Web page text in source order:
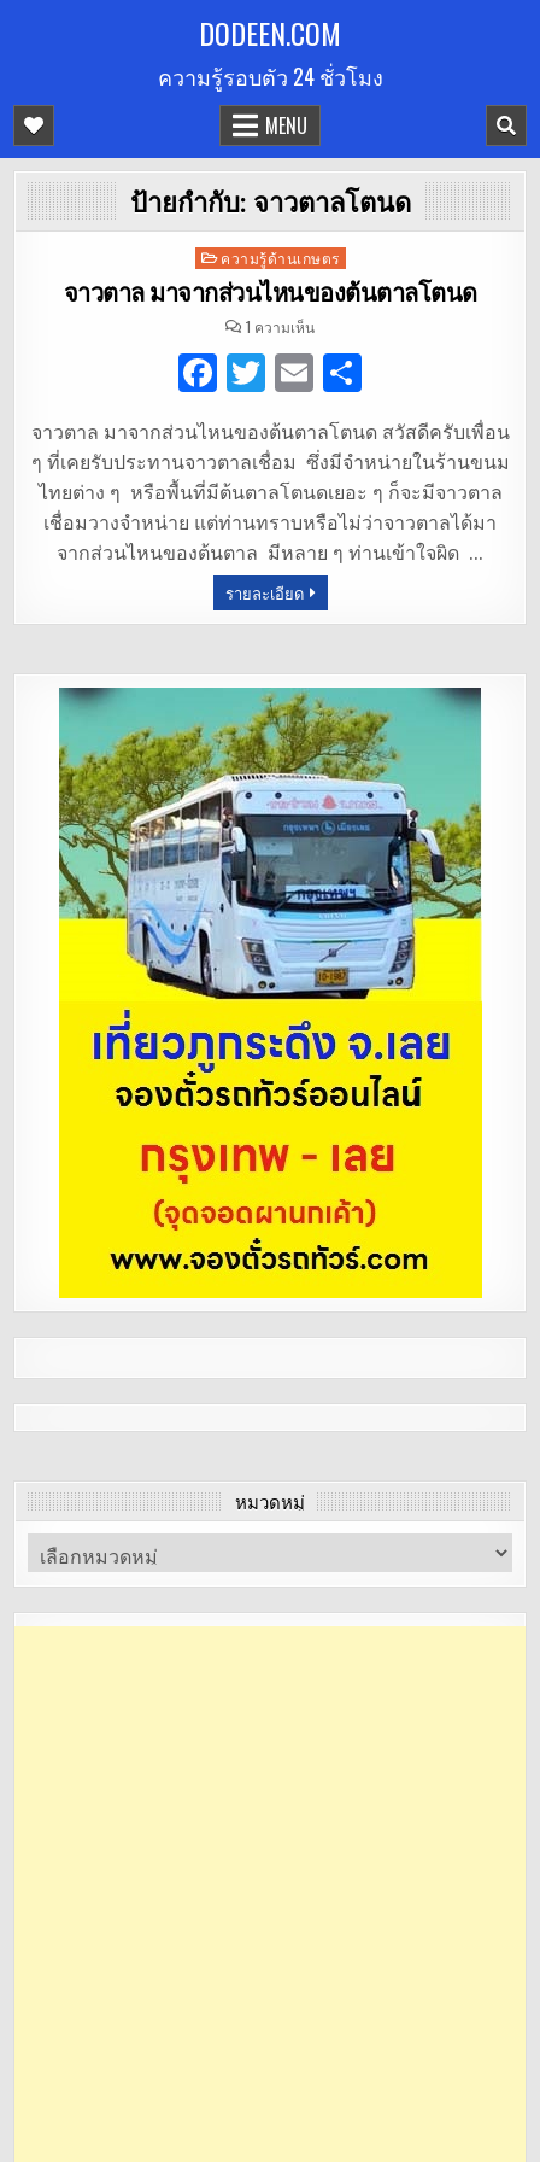
DODEEN.COM
ความรู้รอบตัว 24 ชั่วโมง
MENU
ป้ายกำกับ: จาวตาลโตนด
Posted
in
ความรู้ด้านเกษตร
จาวตาล มาจากส่วนไหนของต้นตาลโตนด
1 ความเห็นบน
จาว
ตาล
มา
จาก
ส่วน
ของ
ต้นตาล
โตนด
F
c
e
b
o
o
T
w
it
te
r
E
m
ai
l
ar
e
จาวตาล มาจากส่วนไหนของต้นตาลโตนด สวัสดีครับเพื่อน
ๆ ที่เคยรับประทานจาวตาลเชื่อม ซึ่งมีจำหน่ายในร้านขนม
ไทยต่าง ๆ หรือพื้นที่มีต้นตาลโตนดเยอะ ๆ ก็จะมีจาวตาล
เชื่อมวางจำหน่าย แต่ท่านทราบหรือไม่ว่าจาวตาลได้มา
จากส่วนไหนของต้นตาล มีหลาย ๆ ท่านเข้าใจผิด …
รายละเอียด
หมวดหมู่
หมวด
หมู่